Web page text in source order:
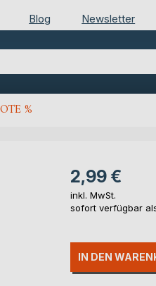
Blog Newsletter
%
2,99 €
inkl. MwSt.
sofort verfügbar
IN DEN